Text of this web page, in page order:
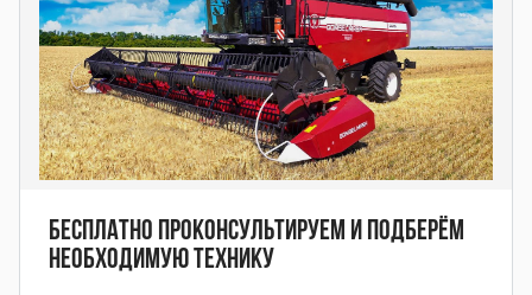
Бесплатно проконсультируем и подберём
необходимую технику